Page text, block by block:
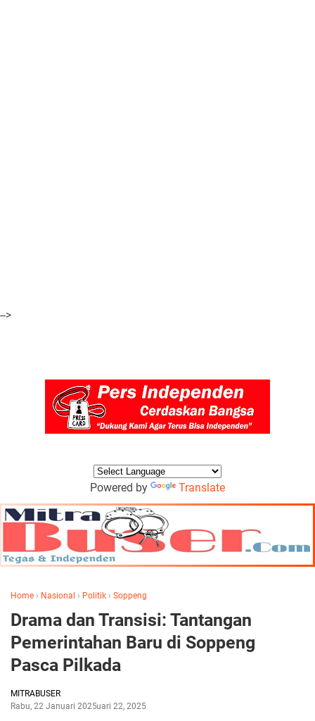
-->
Powered by Translate
Home › Nasional › Politik › Soppeng
Drama dan Transisi: Tantangan
Pemerintahan Baru di Soppeng
Pasca Pilkada
MITRABUSER
Rabu, 22 Januari 2025Januari 22, 2025